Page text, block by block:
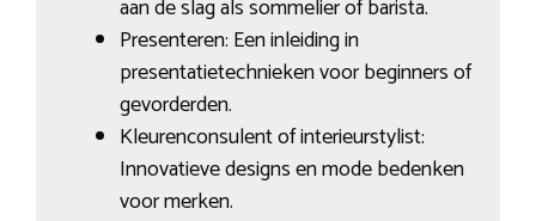
aan de slag als sommelier of barista.
Presenteren: Een inleiding in
presentatietechnieken voor beginners of
gevorderden.
Kleurenconsulent of interieurstylist:
Innovatieve designs en mode bedenken
voor merken.